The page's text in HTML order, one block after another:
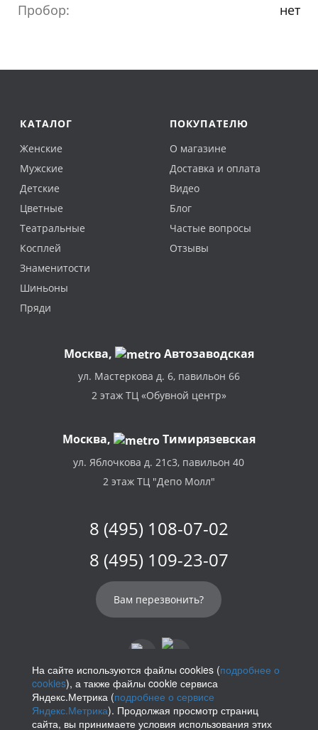
Пробор:
нет
КАТАЛОГ
Женские
Мужские
Детские
Цветные
Театральные
Косплей
Знаменитости
Шиньоны
Пряди
ПОКУПАТЕЛЮ
О магазине
Доставка и оплата
Видео
Блог
Частые вопросы
Отзывы
Москва, Автозаводская
ул. Мастеркова д. 6, павильон 66
2 этаж ТЦ «Обувной центр»
Москва, Тимирязевская
ул. Яблочкова д. 21с3, павильон 40
2 этаж ТЦ "Депо Молл"
8 (495) 108-07-02
8 (495) 109-23-07
Вам перезвонить?
info@parikof.ru
На сайте используются файлы cookies (подробнее о
cookies), а также файлы cookie сервиса
Яндекс.Метрика (подробнее о сервисе
Яндекс.Метрика). Продолжая просмотр страниц
сайта, вы принимаете условия использования этих